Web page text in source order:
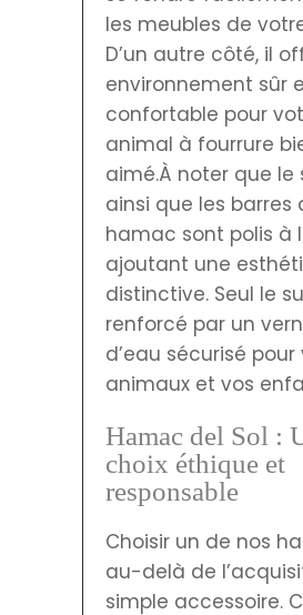
les meubles de
D’un autre côté, il
environnement sûr
confortable pour
animal à fourrure
aimé.À noter que le
ainsi que les barres
hamac sont polis à
ajoutant une
distinctive. Seul le
renforcé par un
d’eau sécurisé pour
animaux et vos
Hamac del Sol :
choix éthique et
responsable
Choisir un de nos
au-delà de
simple accessoire.